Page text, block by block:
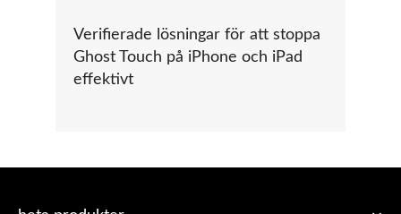
Verifierade lösningar för att stoppa
Ghost Touch på iPhone och iPad
effektivt